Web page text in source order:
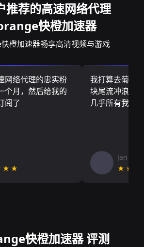
推荐的高速网络代理
快橙加速器
橙加速器畅享高清视频与游戏
网络代理的忠实粉
个月，然后给我的
阅了
我打算去葡萄
块尾流冲浪板
几乎所有我需
Jan V
快橙加速器 评测